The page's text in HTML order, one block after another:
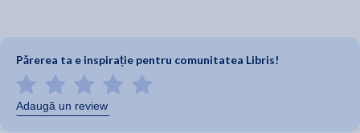
Părerea ta e inspirație pentru comunitatea Libris!
Adaugă un review